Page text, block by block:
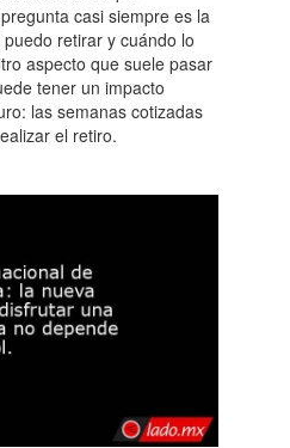
un retiro por
casi siempre es la
retirar y cuándo lo
aspecto que suele pasar
tener un impacto
las semanas cotizadas
el retiro.